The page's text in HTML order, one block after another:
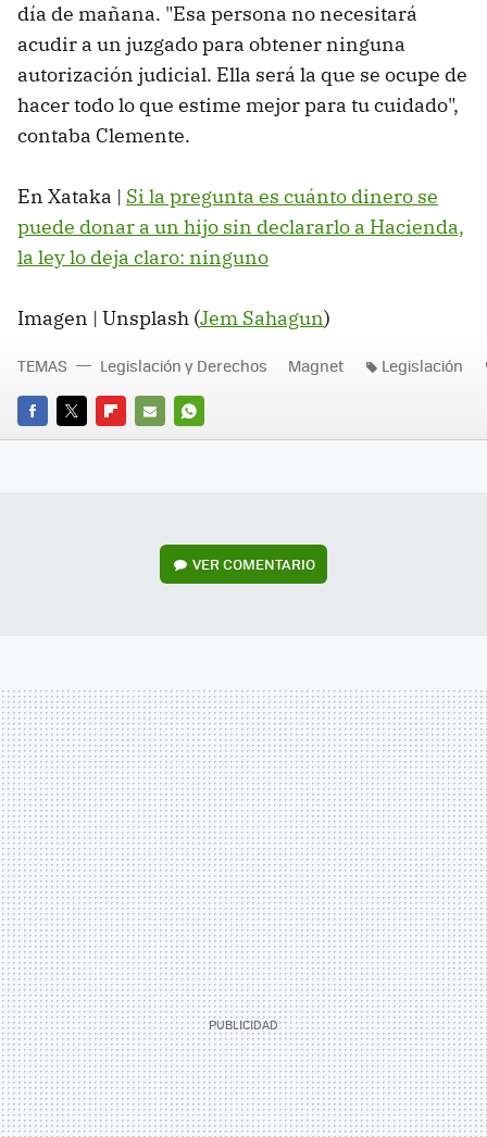
día de mañana. "Esa persona no necesitará
acudir a un juzgado para obtener ninguna
autorización judicial. Ella será la que se ocupe de
hacer todo lo que estime mejor para tu cuidado",
contaba Clemente.
En Xataka | Si la pregunta es cuánto dinero se
puede donar a un hijo sin declararlo a Hacienda,
la ley lo deja claro: ninguno
Imagen | Unsplash (Jem Sahagun)
FACEBOOK
TWITTERFLIPBOARD
E-
WHATSAPP
TEMAS Legislación y Derechos Magnet Legislación
VERCOMENTARIO